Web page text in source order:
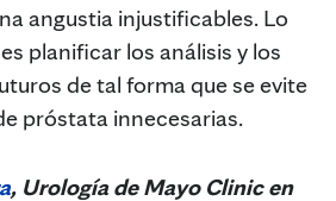
angustia injustificables. Lo
planificar los análisis y los
de tal forma que se evite
próstata innecesarias.
, Urología de Mayo Clinic en